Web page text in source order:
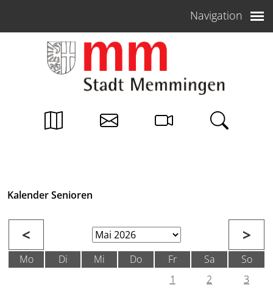
Navigation
Kalender Senioren
< >
Mo Di Mi Do Fr Sa
So
1
2
3